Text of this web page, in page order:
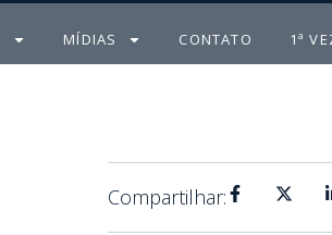
u
t
b
e
MÍDIAS CONTATO 1ª
Compartilhar: